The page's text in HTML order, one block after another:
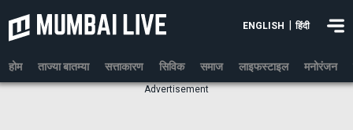
ENGLISH हिंदी
होम ताज्या बातम्या सत्ताकारण सिविक समाज लाइफस्टाइल मनोरंजन
Advertisement